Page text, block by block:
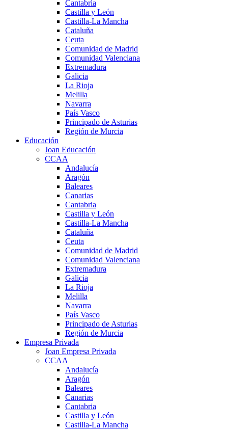
Cantabria
Castilla y León
Castilla-La Mancha
Cataluña
Ceuta
Comunidad de Madrid
Comunidad Valenciana
Extremadura
Galicia
La Rioja
Melilla
Navarra
País Vasco
Principado de Asturias
Región de Murcia
Educación
Joan Educación
CCAA
Andalucía
Aragón
Baleares
Canarias
Cantabria
Castilla y León
Castilla-La Mancha
Cataluña
Ceuta
Comunidad de Madrid
Comunidad Valenciana
Extremadura
Galicia
La Rioja
Melilla
Navarra
País Vasco
Principado de Asturias
Región de Murcia
Empresa Privada
Joan Empresa Privada
CCAA
Andalucía
Aragón
Baleares
Canarias
Cantabria
Castilla y León
Castilla-La Mancha